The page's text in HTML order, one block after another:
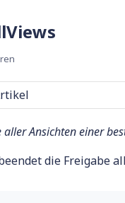
aller Ansichten einer
die Freigabe